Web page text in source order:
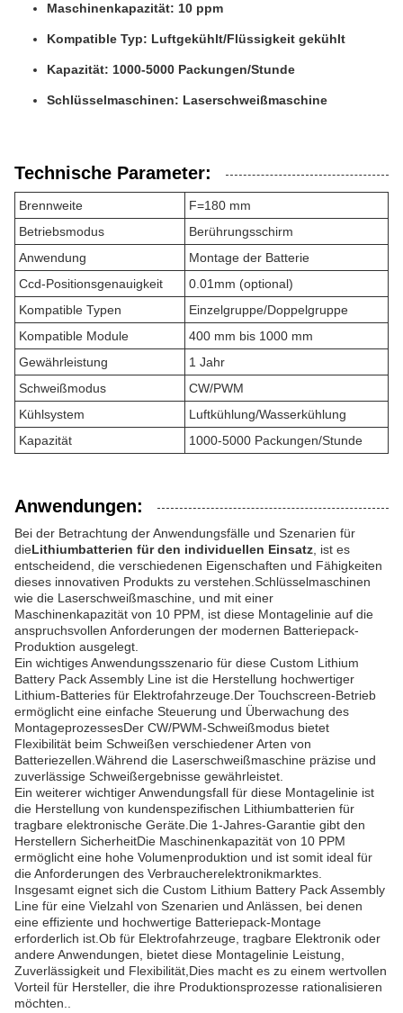
Maschinenkapazität: 10 ppm
Kompatible Typ: Luftgekühlt/Flüssigkeit gekühlt
Kapazität: 1000-5000 Packungen/Stunde
Schlüsselmaschinen: Laserschweißmaschine
Technische Parameter:
Brennweite
F=180 mm
Betriebsmodus
Berührungsschirm
Anwendung
Montage der Batterie
Ccd-Positionsgenauigkeit
0.01mm (optional)
Kompatible Typen
Einzelgruppe/Doppelgruppe
Kompatible Module
400 mm bis 1000 mm
Gewährleistung
1 Jahr
Schweißmodus
CW/PWM
Kühlsystem
Luftkühlung/Wasserkühlung
Kapazität
1000-5000 Packungen/Stunde
Anwendungen:
Bei der Betrachtung der Anwendungsfälle und Szenarien für
dieLithiumbatterien für den individuellen Einsatz , ist es
entscheidend, die verschiedenen Eigenschaften und Fähigkeiten
dieses innovativen Produkts zu verstehen.Schlüsselmaschinen
wie die Laserschweißmaschine, und mit einer
Maschinenkapazität von 10 PPM, ist diese Montagelinie auf die
anspruchsvollen Anforderungen der modernen Batteriepack-
Produktion ausgelegt.
Ein wichtiges Anwendungsszenario für diese Custom Lithium
Battery Pack Assembly Line ist die Herstellung hochwertiger
Lithium-Batteries für Elektrofahrzeuge.Der Touchscreen-Betrieb
ermöglicht eine einfache Steuerung und Überwachung des
MontageprozessesDer CW/PWM-Schweißmodus bietet
Flexibilität beim Schweißen verschiedener Arten von
Batteriezellen.Während die Laserschweißmaschine präzise und
zuverlässige Schweißergebnisse gewährleistet.
Ein weiterer wichtiger Anwendungsfall für diese Montagelinie ist
die Herstellung von kundenspezifischen Lithiumbatterien für
tragbare elektronische Geräte.Die 1-Jahres-Garantie gibt den
Herstellern SicherheitDie Maschinenkapazität von 10 PPM
ermöglicht eine hohe Volumenproduktion und ist somit ideal für
die Anforderungen des Verbraucherelektronikmarktes.
Insgesamt eignet sich die Custom Lithium Battery Pack Assembly
Line für eine Vielzahl von Szenarien und Anlässen, bei denen
eine effiziente und hochwertige Batteriepack-Montage
erforderlich ist.Ob für Elektrofahrzeuge, tragbare Elektronik oder
andere Anwendungen, bietet diese Montagelinie Leistung,
Zuverlässigkeit und Flexibilität,Dies macht es zu einem wertvollen
Vorteil für Hersteller, die ihre Produktionsprozesse rationalisieren
möchten..